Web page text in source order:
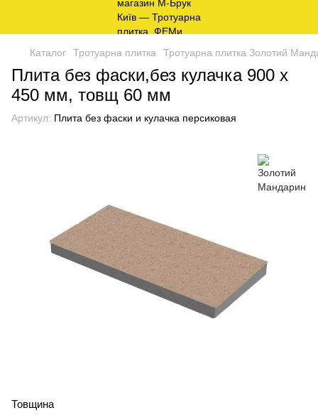
Каталог Тротуарна плитка Тротуарна плитка Золотий
Плита без фаски,без кулачка 900 х
450 мм, товщ 60 мм
Артикул: Плита без фаски и кулачка персиковая
Товщина